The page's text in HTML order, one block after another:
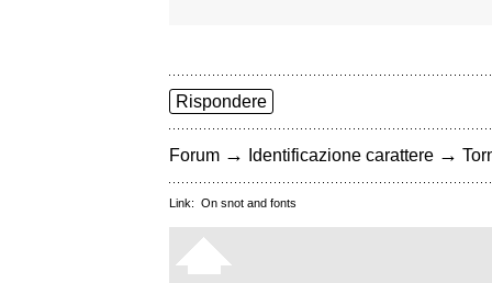
Rispondere
Forum → Identificazione carattere →
Link: On snot and fonts